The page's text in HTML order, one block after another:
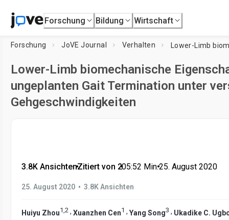
Forschung Bildung Wirtschaft
Forschung JoVE Journal Verhalten
Lower-Limb biomechanische
ungeplanten Gait Termination unter
Gehgeschwindigkeiten
3.8K Ansichten•Zitiert von 2•05:52 Min.•25. August 2020
25. August 2020 • 3.8K Ansichten
Huiyu Zhou1,2 , Xuanzhen Cen1 , Yang Song3 , Ukadike C.